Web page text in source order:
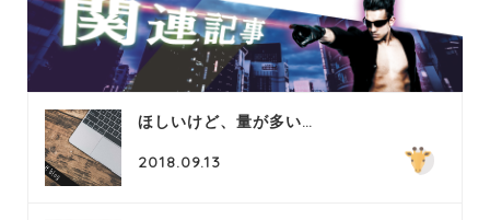
ほしいけど、量が多い…
2018.09.13